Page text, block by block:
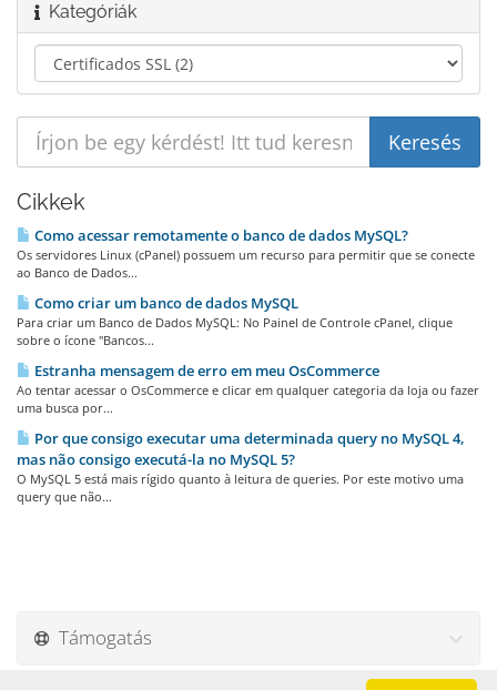
Kategóriák
Cikkek
Como acessar remotamente o banco de dados MySQL?
Os servidores Linux (cPanel) possuem um recurso para permitir que se conecte
ao Banco de Dados...
Como criar um banco de dados MySQL
Para criar um Banco de Dados MySQL: No Painel de Controle cPanel, clique
sobre o ícone "Bancos...
Estranha mensagem de erro em meu OsCommerce
Ao tentar acessar o OsCommerce e clicar em qualquer categoria da loja ou fazer
uma busca por...
Por que consigo executar uma determinada query no MySQL 4,
mas não consigo executá-la no MySQL 5?
O MySQL 5 está mais rígido quanto à leitura de queries. Por este motivo uma
query que não...
Támogatás